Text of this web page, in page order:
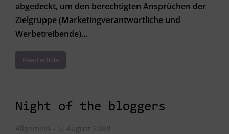
abgedeckt, um den berechtigten Ansprüchen der
Zielgruppe (Marketingverantwortliche und
Werbetreibende)…
Read article
Night of the bloggers
Allgemein 5. August 2008